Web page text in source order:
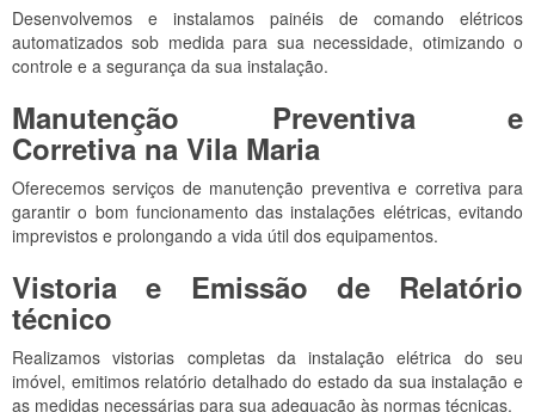
Desenvolvemos e instalamos painéis de comando elétricos
automatizados sob medida para sua necessidade, otimizando o
controle e a segurança da sua instalação.
Manutenção Preventiva e
Corretiva na Vila Maria
Oferecemos serviços de manutenção preventiva e corretiva para
garantir o bom funcionamento das instalações elétricas, evitando
imprevistos e prolongando a vida útil dos equipamentos.
Vistoria e Emissão de Relatório
técnico
Realizamos vistorias completas da instalação elétrica do seu
imóvel, emitimos relatório detalhado do estado da sua instalação e
as medidas necessárias para sua adequação às normas técnicas.